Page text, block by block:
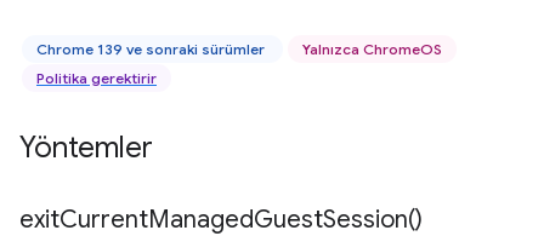
Chrome 139 ve sonraki sürümler
Yalnızca ChromeOS
Politika gerektirir
Yöntemler
exitCurrentManagedGuestSession()